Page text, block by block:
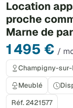
Location
proche
Marne de
1 495 € /
Champigny-
Meublé
Réf. 2421577